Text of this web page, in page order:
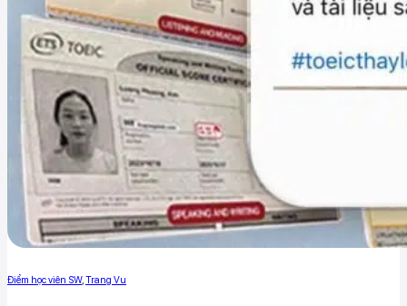
Điểm học viên SW,Trang Vu